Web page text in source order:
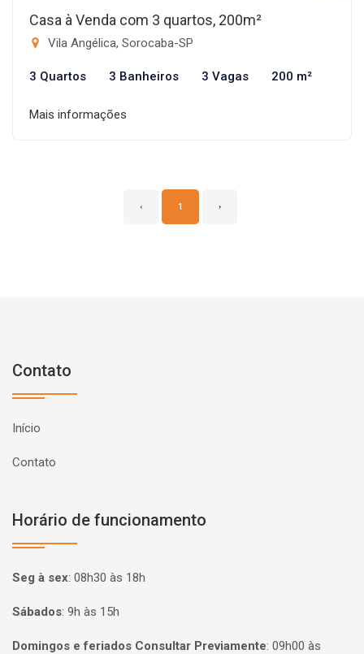
Casa à Venda com 3 quartos, 200m²
Vila Angélica, Sorocaba-SP
3 Quartos 3 Banheiros 3 Vagas 200 m²
Mais informações
‹ 1 ›
Contato
Início
Contato
Horário de funcionamento
Seg à sex: 08h30 às 18h
Sábados: 9h às 15h
Domingos e feriados Consultar Previamente: 09h00 às